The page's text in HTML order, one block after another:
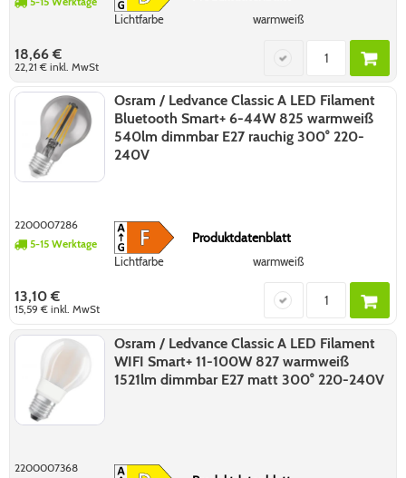
Lichtfarbe warmweiß
18,66 €
22,21 €inkl. MwSt
Osram / Ledvance Classic A LED Filament
Bluetooth Smart+ 6-44W 825 warmweiß
540lm dimmbar E27 rauchig 300° 220-
240V
2200007286
5-15 Werktage
Produktdatenblatt
Lichtfarbe warmweiß
13,10 €
15,59 €inkl. MwSt
Osram / Ledvance Classic A LED Filament
WIFI Smart+ 11-100W 827 warmweiß
1521lm dimmbar E27 matt 300° 220-240V
2200007368